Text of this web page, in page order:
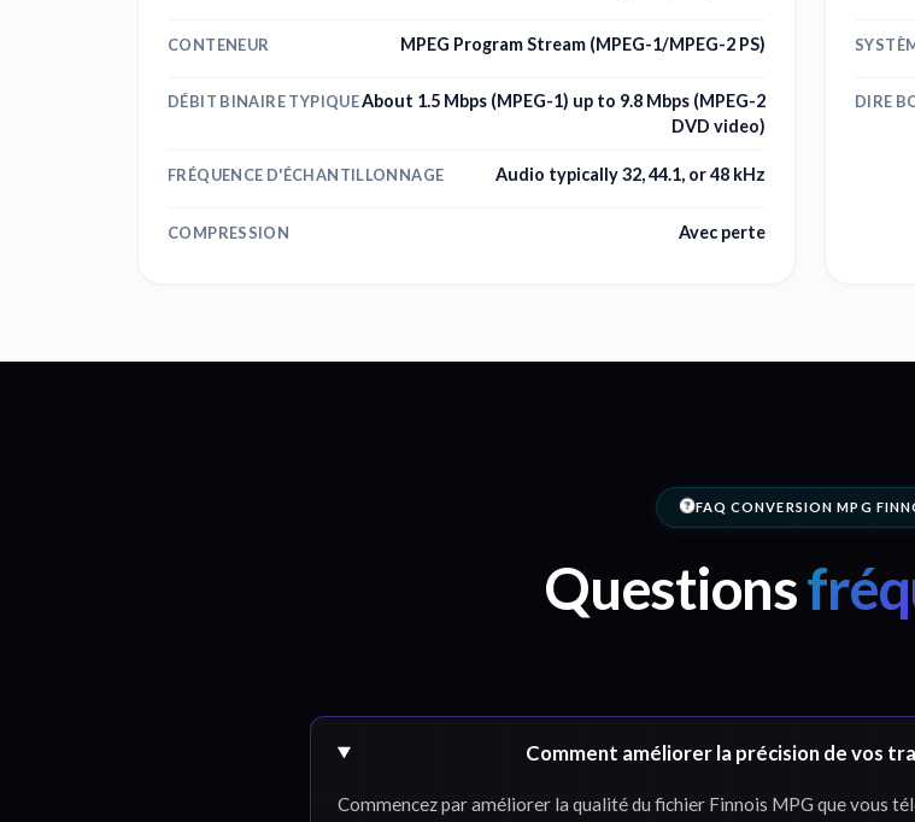
CONTENEUR MPEG Program Stream (MPEG-1/MPEG-2 PS)
DÉBIT BINAIRE TYPIQUEAbout 1.5 Mbps (MPEG-1) up to 9.8 Mbps (MPEG-2
DVD video)
FRÉQUENCE D'ÉCHANTILLONNAGE Audio typically 32, 44.1, or 48 kHz
COMPRESSION Avec perte
DIRE
FAQ CONVERSION MPG
Questions
Comment améliorer la précision de vos
Commencez par améliorer la qualité du fichier Finnois MPG que vous